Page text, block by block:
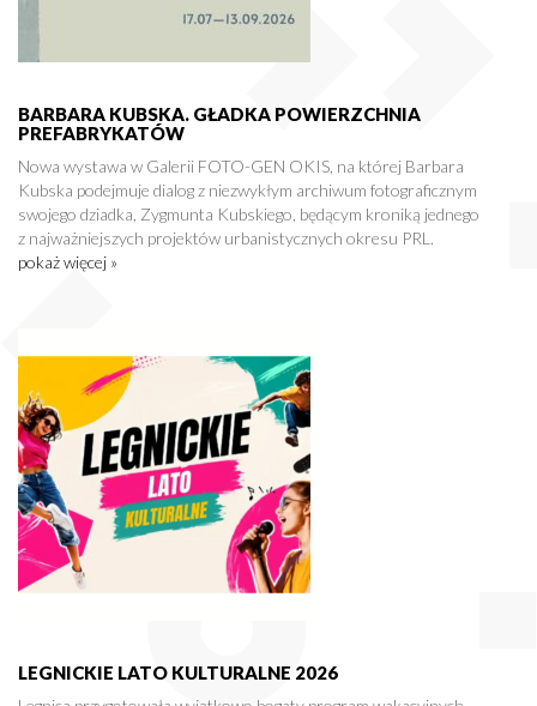
BARBARA KUBSKA. GŁADKA POWIERZCHNIA
PREFABRYKATÓW
Nowa wystawa w Galerii FOTO-GEN OKIS, na której Barbara
Kubska podejmuje dialog z niezwykłym archiwum fotograficznym
swojego dziadka, Zygmunta Kubskiego, będącym kroniką jednego
z najważniejszych projektów urbanistycznych okresu PRL.
pokaż więcej »
LEGNICKIE LATO KULTURALNE 2026